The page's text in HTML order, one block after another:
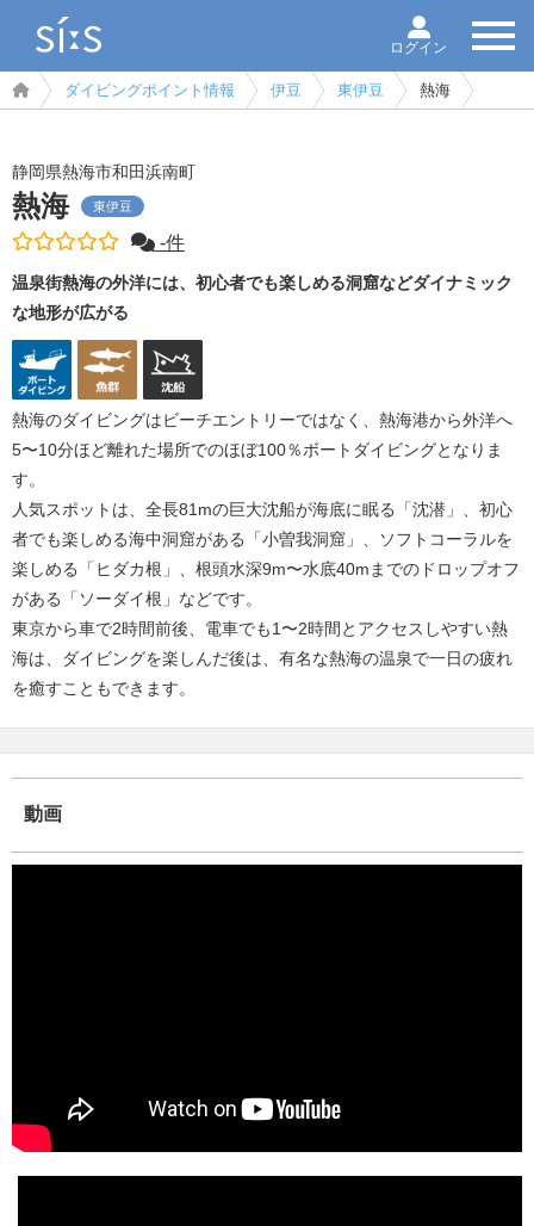
ログイン
ダイビングポイント情報 伊豆 東伊豆 熱海
静岡県熱海市和田浜南町
熱海 東伊豆
-件
温泉街熱海の外洋には、初心者でも楽しめる洞窟などダイナミック
な地形が広がる
熱海のダイビングはビーチエントリーではなく、熱海港から外洋へ
5〜10分ほど離れた場所でのほぼ100％ボートダイビングとなりま
す。
人気スポットは、全長81mの巨大沈船が海底に眠る「沈潜」、初心
者でも楽しめる海中洞窟がある「小曽我洞窟」、ソフトコーラルを
楽しめる「ヒダカ根」、根頭水深9m〜水底40mまでのドロップオフ
がある「ソーダイ根」などです。
東京から車で2時間前後、電車でも1〜2時間とアクセスしやすい熱
海は、ダイビングを楽しんだ後は、有名な熱海の温泉で一日の疲れ
を癒すこともできます。
動画